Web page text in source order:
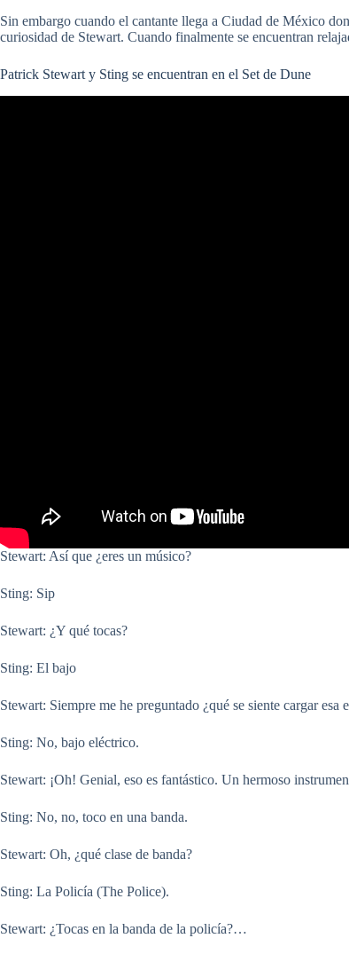
Sin embargo cuando el cantante llega a Ciudad de México
curiosidad de Stewart. Cuando finalmente se encuentran
Patrick Stewart y Sting se encuentran en el Set de Dune
Stewart: Así que ¿eres un músico?
Sting: Sip
Stewart: ¿Y qué tocas?
Sting: El bajo
Stewart: Siempre me he preguntado ¿qué se siente cargar
Sting: No, bajo eléctrico.
Stewart: ¡Oh! Genial, eso es fantástico. Un hermoso
Sting: No, no, toco en una banda.
Stewart: Oh, ¿qué clase de banda?
Sting: La Policía (The Police).
Stewart: ¿Tocas en la banda de la policía?…